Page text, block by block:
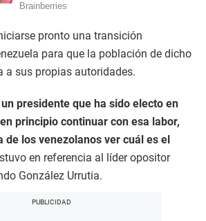
pronto una transición
para que la población de dicho
a sus propias autoridades.
presidente que ha sido electo en
principio continuar con esa labor,
de los venezolanos ver cuál es el
en referencia al líder opositor
González Urrutia.